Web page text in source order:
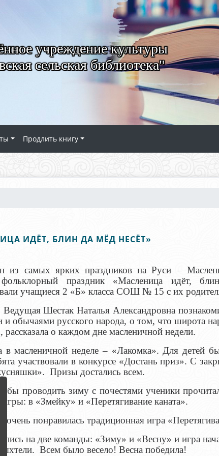
учреждение культуры
сельская библиотека"
Продлить книгу
ИДЁТ, БЛИН ДА МЁД НЕСЁТ»
из самых ярких праздников на Руси –
праздник «Масленица идёт,
учащиеся 2 «Б» класса СОШ № 15 с их
Наталья Александровна познакомила
и обычаями русского народа, о том, что широта
рассказала о каждом дне масленичной недели.
в масленичной неделе – «Лакомка». Для детей
участвовали в конкурсе «Достань приз». С
Призы достались всем.
зиму с почестями ученики прочитали
в «Змейку» и «Перетягивание каната».
понравилась традиционная игра
на две команды: «Зиму» и «Весну» и игра
Всем было весело! Весна победила!